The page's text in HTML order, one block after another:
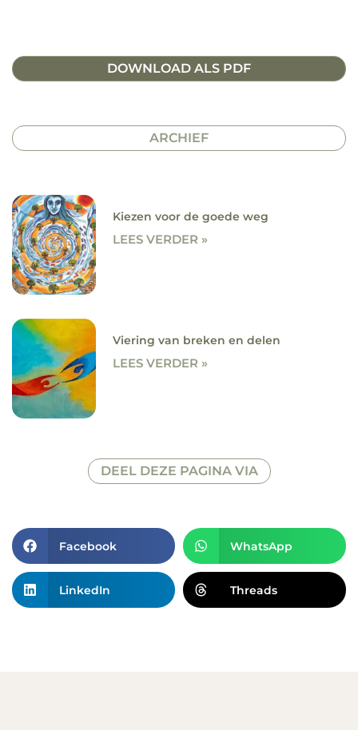
DOWNLOAD ALS PDF
ARCHIEF
Kiezen voor de goede weg
LEES VERDER »
Viering van breken en delen
LEES VERDER »
DEEL DEZE PAGINA VIA
Facebook WhatsApp
LinkedIn Threads